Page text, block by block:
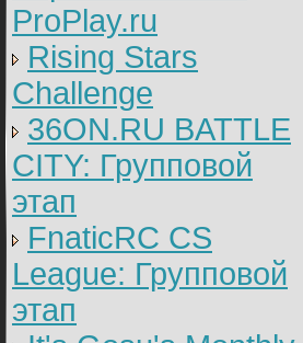
ProPlay.ru
Rising Stars
Challenge
36ON.RU BATTLE
CITY: Групповой
этап
FnaticRC CS
League: Групповой
этап